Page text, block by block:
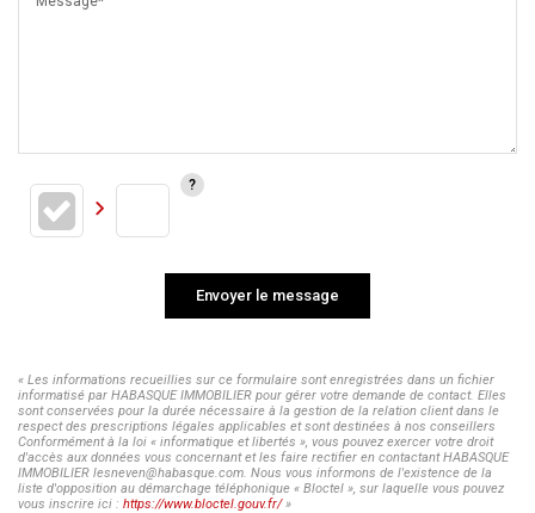
Envoyer le message
« Les informations recueillies sur ce formulaire sont enregistrées dans un fichier
informatisé par HABASQUE IMMOBILIER pour gérer votre demande de contact. Elles
sont conservées pour la durée nécessaire à la gestion de la relation client dans le
respect des prescriptions légales applicables et sont destinées à nos conseillers
Conformément à la loi « informatique et libertés », vous pouvez exercer votre droit
d'accès aux données vous concernant et les faire rectifier en contactant HABASQUE
IMMOBILIER lesneven@habasque.com. Nous vous informons de l'existence de la
liste d'opposition au démarchage téléphonique « Bloctel », sur laquelle vous pouvez
vous inscrire ici : https://www.bloctel.gouv.fr/»